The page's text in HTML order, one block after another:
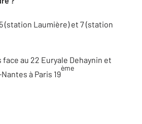
(station Laumière) et 7 (station
face au 22 Euryale Dehaynin et
à Paris 19
ème